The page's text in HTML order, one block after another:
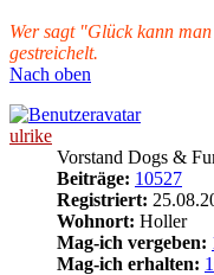
Wer sagt "Glück kann
gestreichelt.
Nach oben
ulrike
Vorstand Dogs &
Beiträge: 10527
Registriert:
Wohnort: Holler
Mag-ich vergeben:
Mag-ich erhalten: